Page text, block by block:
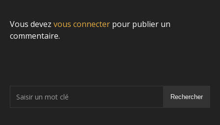
Vous devez vous connecter pour publier un
commentaire.
Rechercher